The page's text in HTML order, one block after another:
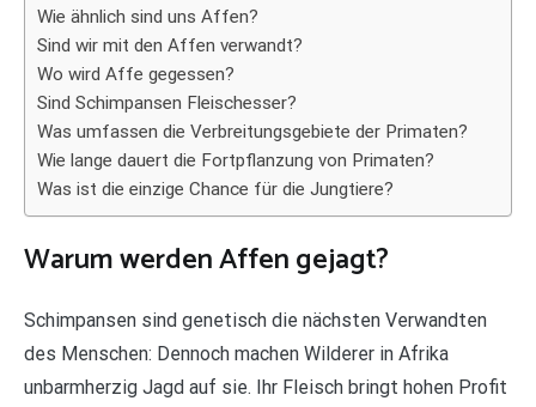
Wie ähnlich sind uns Affen?
Sind wir mit den Affen verwandt?
Wo wird Affe gegessen?
Sind Schimpansen Fleischesser?
Was umfassen die Verbreitungsgebiete der Primaten?
Wie lange dauert die Fortpflanzung von Primaten?
Was ist die einzige Chance für die Jungtiere?
Warum werden Affen gejagt?
Schimpansen sind genetisch die nächsten Verwandten
des Menschen: Dennoch machen Wilderer in Afrika
unbarmherzig Jagd auf sie. Ihr Fleisch bringt hohen Profit